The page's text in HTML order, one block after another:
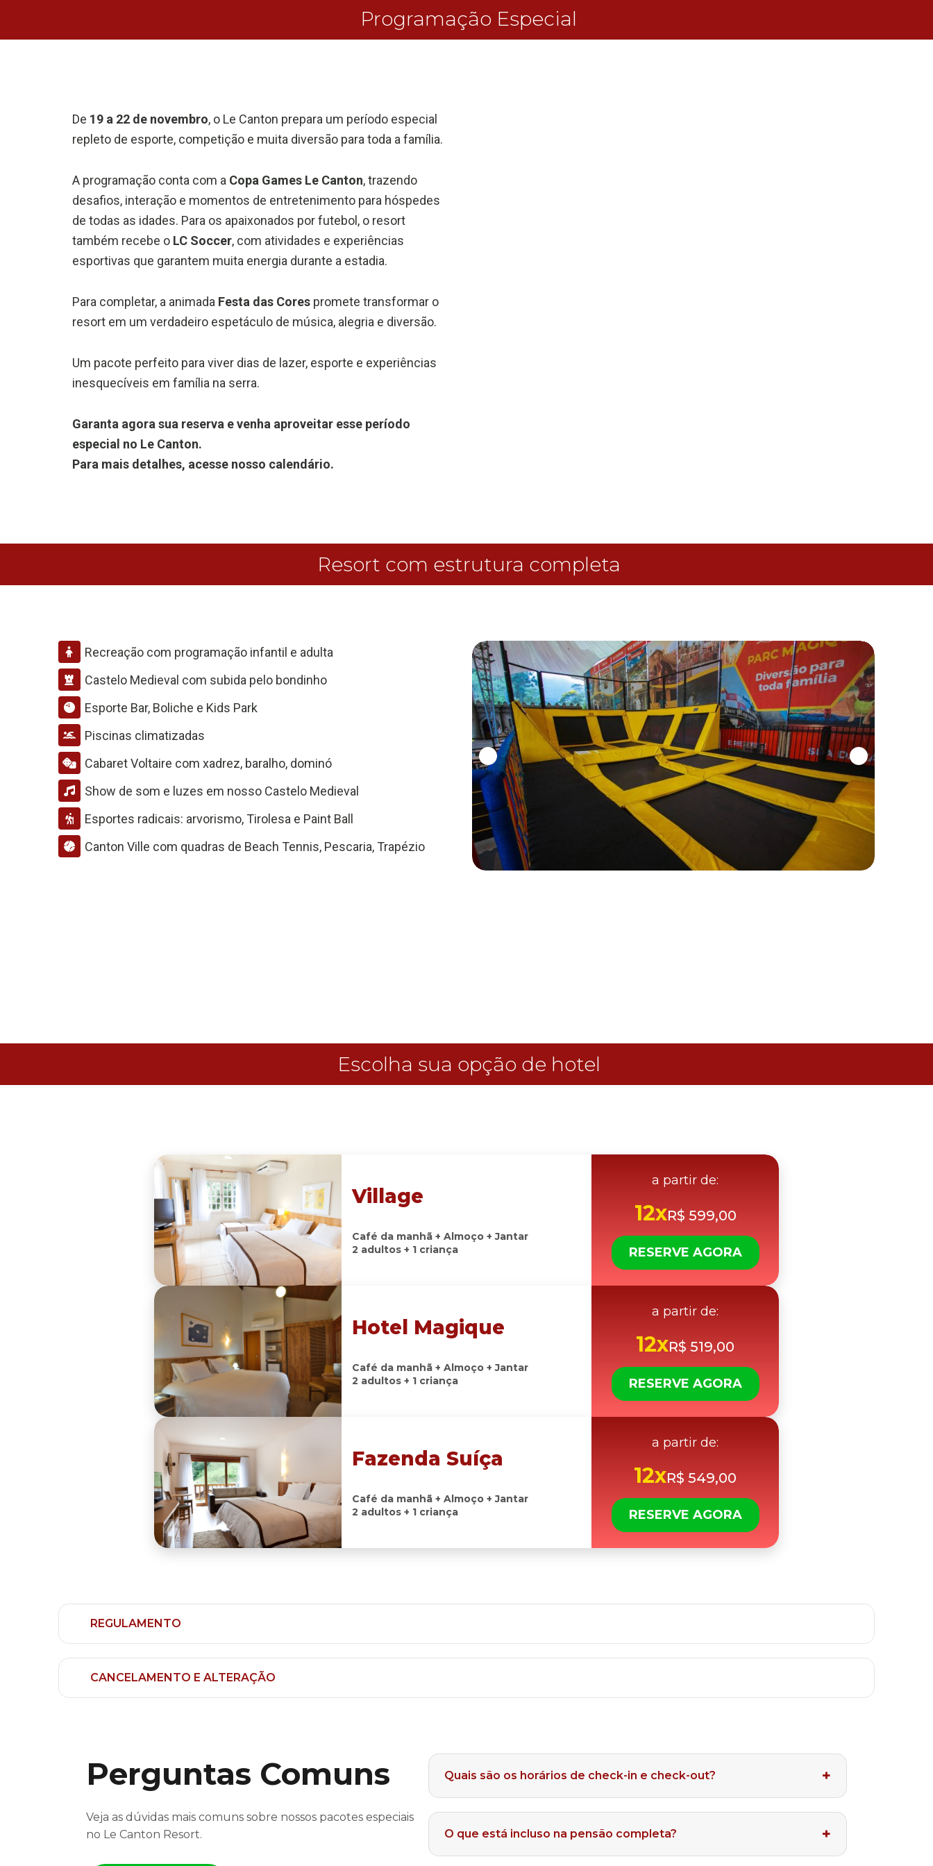
Programação Especial
De 19 a 22 de novembro, o Le Canton prepara um período especial
repleto de esporte, competição e muita diversão para toda a família.
A programação conta com a Copa Games Le Canton, trazendo
desafios, interação e momentos de entretenimento para hóspedes
de todas as idades. Para os apaixonados por futebol, o resort
também recebe o LC Soccer, com atividades e experiências
esportivas que garantem muita energia durante a estadia.
Para completar, a animada Festa das Cores promete transformar o
resort em um verdadeiro espetáculo de música, alegria e diversão.
Um pacote perfeito para viver dias de lazer, esporte e experiências
inesquecíveis em família na serra.
Garanta agora sua reserva e venha aproveitar esse período
especial no Le Canton.
Para mais detalhes, acesse nosso calendário.
Resort com estrutura completa
Recreação com programação infantil e adulta
Castelo Medieval com subida pelo bondinho
Esporte Bar, Boliche e Kids Park
Piscinas climatizadas
Cabaret Voltaire com xadrez, baralho, dominó
Show de som e luzes em nosso Castelo Medieval
Esportes radicais: arvorismo, Tirolesa e Paint Ball
Canton Ville com quadras de Beach Tennis, Pescaria, Trapézio
Escolha sua opção de hotel
Village
Café da manhã + Almoço + Jantar
2 adultos + 1 criança
a partir de:
12xR$ 599,00
RESERVE AGORA
Hotel Magique
Café da manhã + Almoço + Jantar
2 adultos + 1 criança
a partir de:
12xR$ 519,00
RESERVE AGORA
Fazenda Suíça
Café da manhã + Almoço + Jantar
2 adultos + 1 criança
a partir de:
12xR$ 549,00
RESERVE AGORA
REGULAMENTO
CANCELAMENTO E ALTERAÇÃO
Perguntas Comuns
Veja as dúvidas mais comuns sobre nossos pacotes especiais
no Le Canton Resort.
Quais são os horários de check-in e check-out?
O que está incluso na pensão completa?